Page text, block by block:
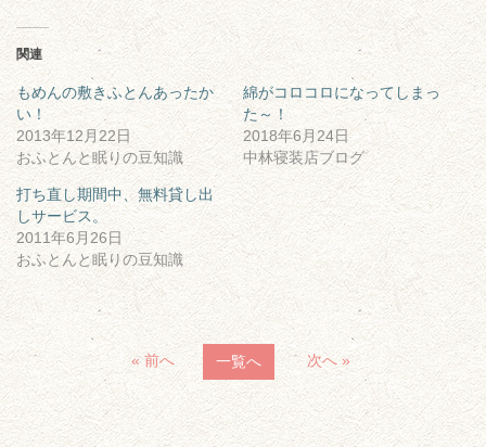
関連
もめんの敷きふとんあったか
い！
2013年12月22日
おふとんと眠りの豆知識
綿がコロコロになってしまっ
た～！
2018年6月24日
中林寝装店ブログ
打ち直し期間中、無料貸し出
しサービス。
2011年6月26日
おふとんと眠りの豆知識
« 前へ 一覧へ 次へ »